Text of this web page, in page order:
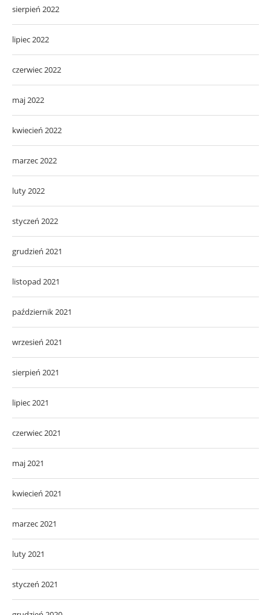
sierpień 2022
lipiec 2022
czerwiec 2022
maj 2022
kwiecień 2022
marzec 2022
luty 2022
styczeń 2022
grudzień 2021
listopad 2021
październik 2021
wrzesień 2021
sierpień 2021
lipiec 2021
czerwiec 2021
maj 2021
kwiecień 2021
marzec 2021
luty 2021
styczeń 2021